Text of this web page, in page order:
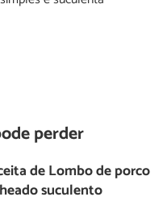
perder
de Lombo de porco
suculento